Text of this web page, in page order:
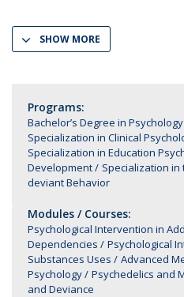
SHOW MORE
Programs:
Bachelor’s Degree in
Specialization in Clinical
Specialization in Education
Development
Specialization in
deviant Behavior
Modules / Courses:
Psychological Intervention in
Dependencies
Psychological
Substances Uses
Advanced
Psychology
Psychedelics and
and Deviance